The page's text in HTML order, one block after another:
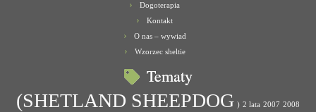
Dogoterapia
Kontakt
O nas – wywiad
Wzorzec sheltie
Tematy
(SHETLAND SHEEPDOG ) 2 lata 2007 2008